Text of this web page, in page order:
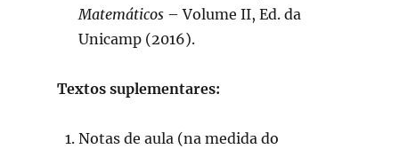
Matemáticos– Volume II, Ed. da
Unicamp (2016).
Textos suplementares:
Notas de aula (na medida do